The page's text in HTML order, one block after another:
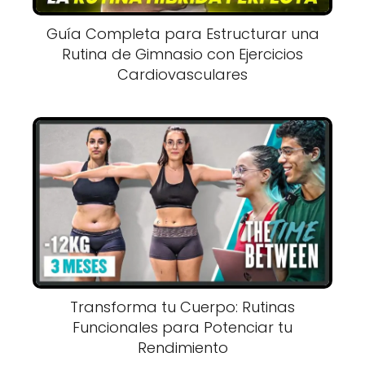
Guía Completa para Estructurar una
Rutina de Gimnasio con Ejercicios
Cardiovasculares
Transforma tu Cuerpo: Rutinas
Funcionales para Potenciar tu
Rendimiento